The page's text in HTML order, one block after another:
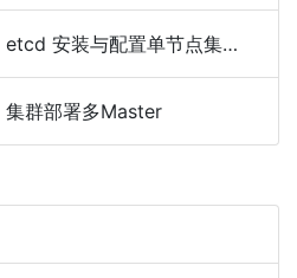
安装与配置单节点集群方法
群部署多Master